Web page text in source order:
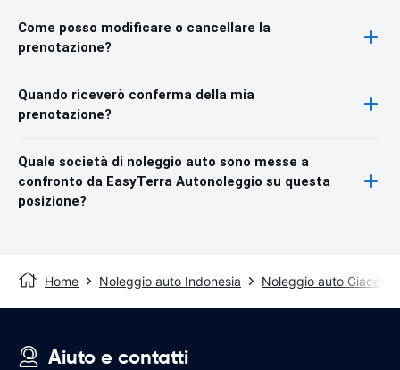
Come posso modificare o cancellare la
prenotazione?
Quando riceverò conferma della mia
prenotazione?
Quale società di noleggio auto sono messe a
confronto da EasyTerra Autonoleggio su questa
posizione?
Home Noleggio auto Indonesia Noleggio auto Giacarta
Aiuto e contatti